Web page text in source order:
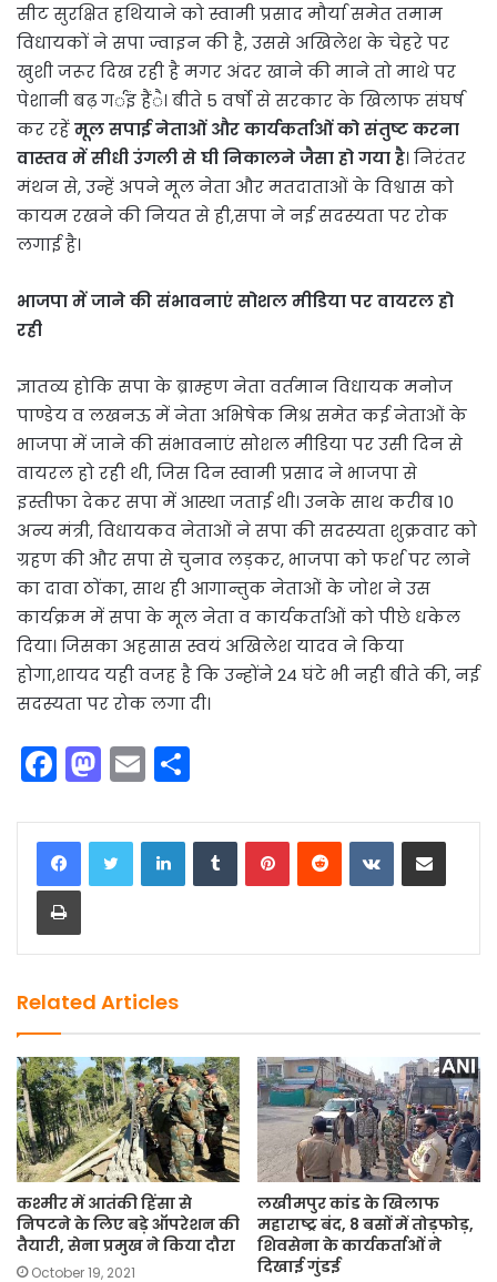
सीट सुरक्षित हथियाने को स्वामी प्रसाद मौर्या समेत तमाम
विधायकों ने सपा ज्वाइन की है, उससे अखिलेश के चेहरे पर
खुशी जरूर दिख रही है मगर अंदर खाने की माने तो माथे पर
पेशानी बढ़ गर्इं हैंै। बीते 5 वर्षो से सरकार के खिलाफ संघर्ष
कर रहेंमूल सपाई नेताओं और कार्यकर्ताओं को संतुष्ट करना
वास्तव में सीधी उंगली से घी निकालने जैसा हो गया है। निरंतर
मंथन से, उन्हें अपने मूल नेता और मतदाताओं के विश्वास को
कायम रखने की नियत से ही,सपा ने नई सदस्यता पर रोक
लगाई है।
भाजपा में जाने की संभावनाएं सोशल मीडिया पर वायरल हो
रही
ज्ञातव्य होकि सपा के ब्राम्हण नेता वर्तमान विधायक मनोज
पाण्डेय व लखनऊ में नेता अभिषेक मिश्र समेत कई नेताओं के
भाजपा में जाने की संभावनाएं सोशल मीडिया पर उसी दिन से
वायरल हो रही थी, जिस दिन स्वामी प्रसाद ने भाजपा से
इस्तीफा देकर सपा में आस्था जताई थी। उनके साथ करीब 10
अन्य मंत्री, विधायकव नेताओं ने सपा की सदस्यता शुक्रवार को
ग्रहण की और सपा से चुनाव लड़कर, भाजपा को फर्श पर लाने
का दावा ठोंका, साथ ही आगान्तुक नेताओं के जोश ने उस
कार्यक्रम में सपा के मूल नेता व कार्यकर्ताओं को पीछे धकेल
दिया। जिसका अहसास स्वयं अखिलेश यादव ने किया
होगा,शायद यही वजह है कि उन्होंने 24 घंटे भी नही बीते की, नई
सदस्यता पर रोक लगा दी।
F
a
c
e
b
o
k
M
a
st
o
o
E
m
ai ar
LinkedInTumblrPinterestReddit VKontakteShare via Email
Print
Related Articles
कश्मीर में आतंकी हिंसा से
निपटने के लिए बड़े ऑपरेशन की
तैयारी, सेना प्रमुख ने किया दौरा
October 19, 2021
लखीमपुर कांड के खिलाफ
महाराष्ट्र बंद, 8 बसों में तोड़फोड़,
शिवसेना के कार्यकर्ताओं ने
दिखाई गुंडई